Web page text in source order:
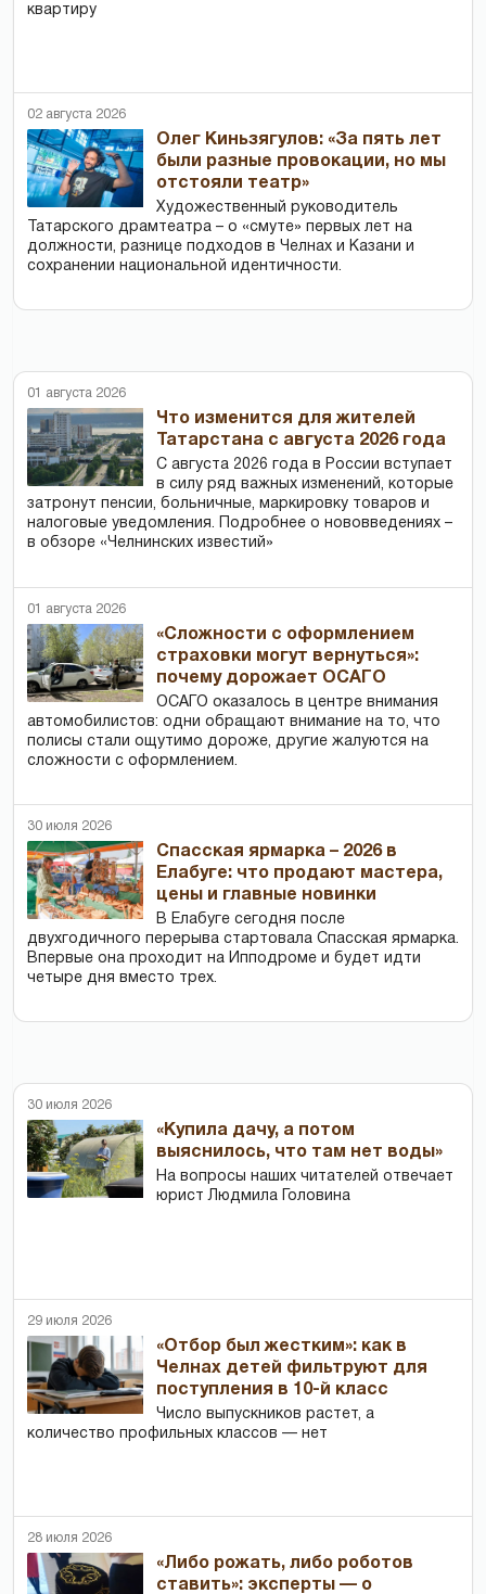
квартиру
02 августа 2026
Олег Киньзягулов: «За пять лет
были разные провокации, но мы
отстояли театр»
Художественный руководитель
Татарского драмтеатра – о «смуте» первых лет на
должности, разнице подходов в Челнах и Казани и
сохранении национальной идентичности.
01 августа 2026
Что изменится для жителей
Татарстана с августа 2026 года
С августа 2026 года в России вступает
в силу ряд важных изменений, которые
затронут пенсии, больничные, маркировку товаров и
налоговые уведомления. Подробнее о нововведениях –
в обзоре «Челнинских известий»
01 августа 2026
«Сложности с оформлением
страховки могут вернуться»:
почему дорожает ОСАГО
ОСАГО оказалось в центре внимания
автомобилистов: одни обращают внимание на то, что
полисы стали ощутимо дороже, другие жалуются на
сложности с оформлением.
30 июля 2026
Спасская ярмарка – 2026 в
Елабуге: что продают мастера,
цены и главные новинки
В Елабуге сегодня после
двухгодичного перерыва стартовала Спасская ярмарка.
Впервые она проходит на Ипподроме и будет идти
четыре дня вместо трех.
30 июля 2026
«Купила дачу, а потом
выяснилось, что там нет воды»
На вопросы наших читателей отвечает
юрист Людмила Головина
29 июля 2026
«Отбор был жестким»: как в
Челнах детей фильтруют для
поступления в 10-й класс
Число выпускников растет, а
количество профильных классов — нет
28 июля 2026
«Либо рожать, либо роботов
ставить»: эксперты — о